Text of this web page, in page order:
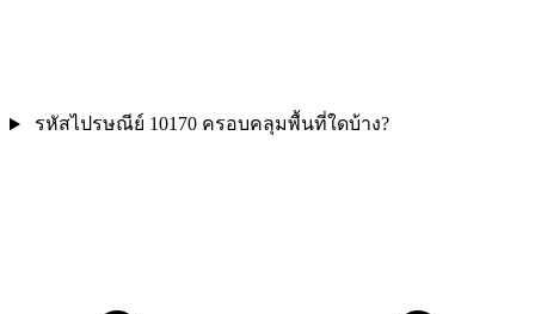
รหัสไปรษณีย์ 10170 ครอบคลุมพื้นที่ใดบ้าง?